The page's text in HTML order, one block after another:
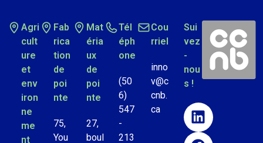
Agri
cult
ure
et
env
iron
ne
me
nt
Fab
rica
tion
de
poi
nte
75,
You
Mat
éria
ux
de
poi
nte
27,
boul
Tél
éph
one
(50
6)
547
-
213
Cou
rriel
inno
v@c
cnb.
ca
Sui
vez
-
nou
s !